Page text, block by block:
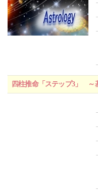
四柱推命「ステップ3」 ～